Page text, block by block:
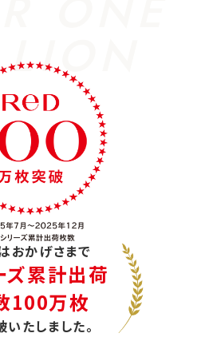
おかげさまで
ズ累計出荷
100万枚
いたしました。